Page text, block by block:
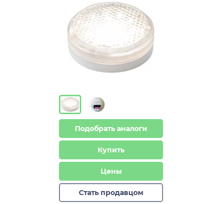
Подобрать аналоги
Купить
Цены
Стать продавцом